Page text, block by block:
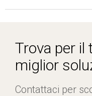
Trova per il
miglior
Contattaci per